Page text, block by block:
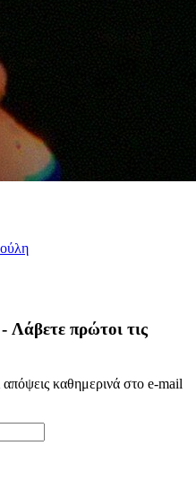
Λάβετε πρώτοι τις
απόψεις καθημερινά στο e-mail